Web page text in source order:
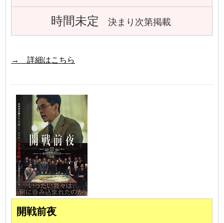
時間未定 決まり次第掲載
→ 詳細はこちら
開戦前夜